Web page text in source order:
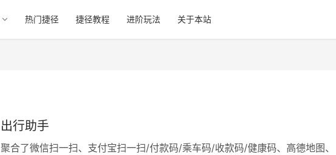
热门捷径 捷径教程 进阶玩法 关于本站
出行助手
聚合了微信扫一扫、支付宝扫一扫/付款码/乘车码/收款码/健康码、高德地图、